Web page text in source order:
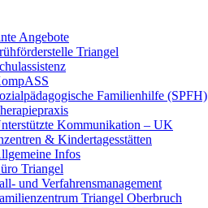
Angebote
Triangel
Familienhilfe (SPFH)
Kommunikation – UK
& Kindertagesstätten
Infos
Triangel
und Verfahrensmanagement
Triangel Oberbruch